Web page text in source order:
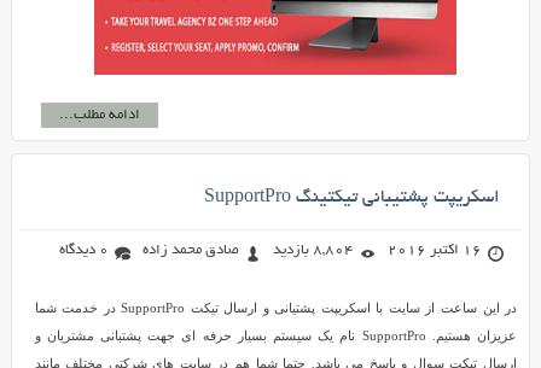
ادامه مطلب...
اسکریپت پشتیبانی تیکتینگ SupportPro
16 اکتبر 2016 8,804 بازدید صادق محمد زاده 0 دیدگاه
در این ساعت از سایت با اسکریپت پشتیانی و ارسال تیکت SupportPro در خدمت شما
عزیزان هستیم. SupportPro نام یک سیستم بسیار حرفه ای جهت پشتبانی مشتریان و
ارسال تیکت سوال و پاسخ می باشد. حتما شما هم در سایت های شرکتی مختلف مانند